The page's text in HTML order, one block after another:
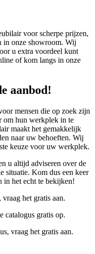
voor scherpe prijzen,
in onze showroom. Wij
u extra voordeel kunt
of kom langs in onze
aanbod!
mensen die op zoek zijn
om hun werkplek in te
maakt het gemakkelijk
naar uw behoeften. Wij
keuze voor uw werkplek.
u altijd adviseren over de
situatie. Kom dus een keer
in het echt te bekijken!
het gratis aan.
catalogus gratis op.